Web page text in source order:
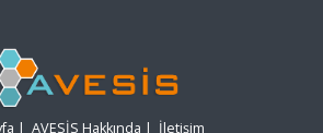
| AVESİS Hakkında | İletişim